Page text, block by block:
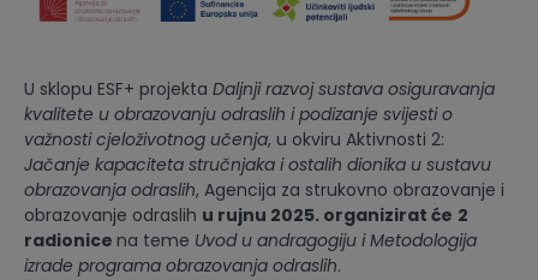
U sklopu ESF+ projekta Daljnji razvoj sustava osiguravanja
kvalitete u obrazovanju odraslih i podizanje svijesti o
važnosti cjeloživotnog učenja, u okviru Aktivnosti 2:
Jačanje kapaciteta stručnjaka i ostalih dionika u sustavu
obrazovanja odraslih, Agencija za strukovno obrazovanje i
obrazovanje odraslih u rujnu 2025. organizirat će 2
radionice na teme Uvod u andragogiju i Metodologija
izrade programa obrazovanja odraslih.